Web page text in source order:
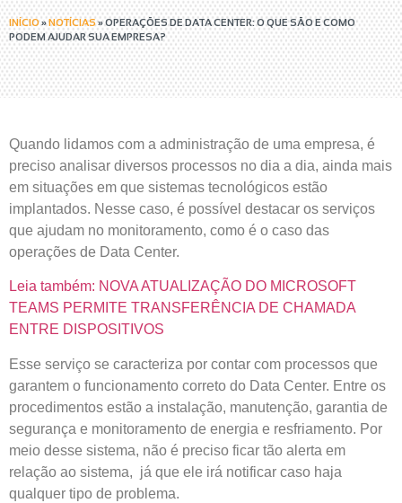
INÍCIO»NOTÍCIAS»OPERAÇÕES DE DATA CENTER: O QUE SÃO E COMO
PODEM AJUDAR SUA EMPRESA?
Quando lidamos com a administração de uma empresa, é
preciso analisar diversos processos no dia a dia, ainda mais
em situações em que sistemas tecnológicos estão
implantados. Nesse caso, é possível destacar os serviços
que ajudam no monitoramento, como é o caso das
operações de Data Center.
Leia também: NOVA ATUALIZAÇÃO DO MICROSOFT
TEAMS PERMITE TRANSFERÊNCIA DE CHAMADA
ENTRE DISPOSITIVOS
Esse serviço se caracteriza por contar com processos que
garantem o funcionamento correto do Data Center. Entre os
procedimentos estão a instalação, manutenção, garantia de
segurança e monitoramento de energia e resfriamento. Por
meio desse sistema, não é preciso ficar tão alerta em
relação ao sistema, já que ele irá notificar caso haja
qualquer tipo de problema.